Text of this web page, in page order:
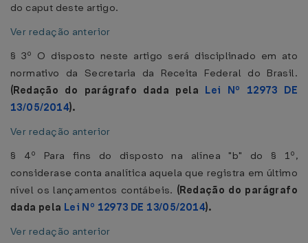
do caput deste artigo.
Ver redação anterior
§ 3º O disposto neste artigo será disciplinado em ato
normativo da Secretaria da Receita Federal do Brasil.
(Redação do parágrafo dada pela Lei Nº 12973 DE
13/05/2014).
Ver redação anterior
§ 4º Para fins do disposto na alínea "b" do § 1º,
considerase conta analítica aquela que registra em último
nível os lançamentos contábeis. (Redação do parágrafo
dada pela Lei Nº 12973 DE 13/05/2014).
Ver redação anterior